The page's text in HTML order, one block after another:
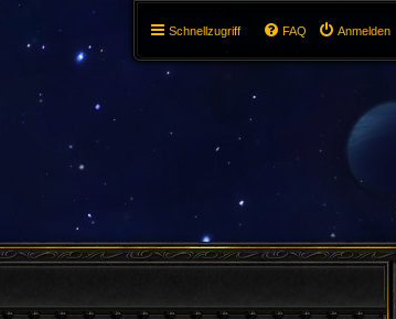
Schnellzugriff Anmelden
FAQ